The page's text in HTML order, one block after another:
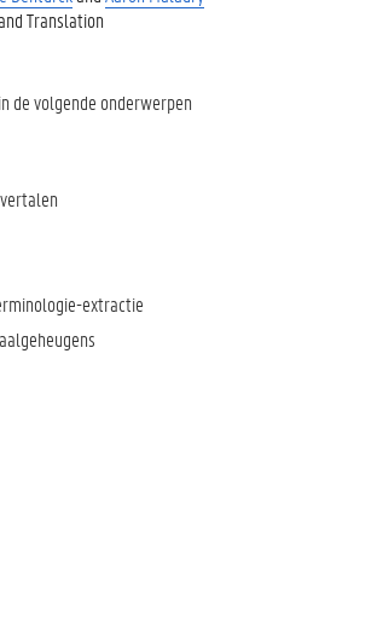
Translation
de volgende onderwerpen
extractie